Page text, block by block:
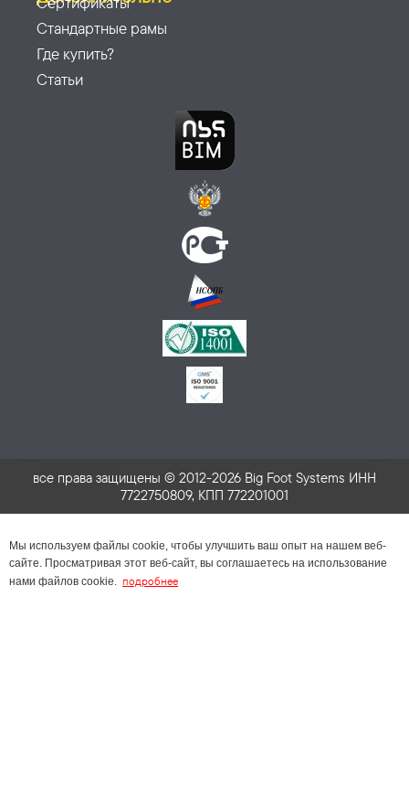
Стандартные рамы
Где купить?
Статьи
все права защищены © 2012-2026 Big Foot Systems ИНН
7722750809, КПП 772201001
Мы используем файлы cookie, чтобы улучшить ваш опыт на нашем веб-
сайте. Просматривая этот веб-сайт, вы соглашаетесь на использование
нами файлов cookie. подробнее